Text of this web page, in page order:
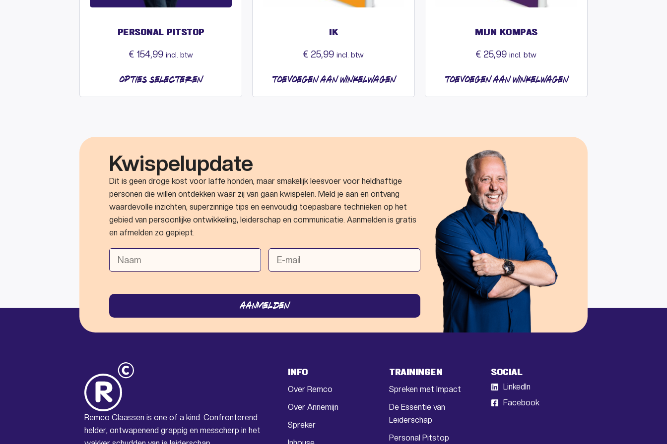
PERSONAL PITSTOP
€154,99 incl. btw
OPTIES SELECTEREN
IK
€ 25,99 incl. btw
TOEVOEGEN AAN WINKELWAGEN
MIJN KOMPAS
€ 25,99 incl. btw
TOEVOEGEN AAN WINKELWAGEN
Kwispelupdate
Dit is geen droge kost voor laffe honden, maar smakelijk leesvoer voor heldhaftige
personen die willen ontdekken waar zij van gaan kwispelen. Meld je aan en ontvang
waardevolle inzichten, superzinnige tips en eenvoudig toepasbare technieken op het
gebied van persoonlijke ontwikkeling, leiderschap en communicatie. Aanmelden is gratis
en afmelden zo gepiept.
AANMELDEN
Remco Claassen is one of a kind. Confronterend
helder, ontwapenend grappig en messcherp in het
INFO
Over Remco
Over Annemijn
Spreker
TRAININGEN
Spreken met Impact
De Essentie van
Leiderschap
Personal Pitstop
SOCIAL
LinkedIn
Facebook